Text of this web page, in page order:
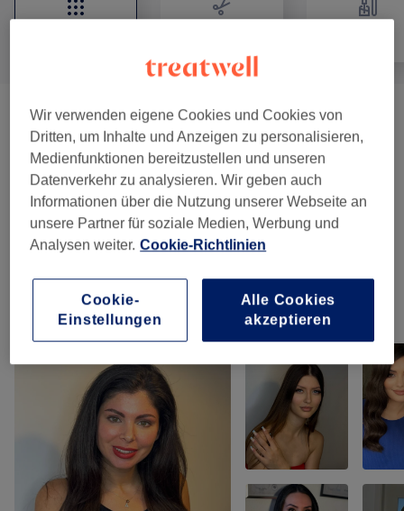
Permanent Make-Up (4 ) ab 199 €
Kosmetik (5) ab 15 €
Nagelkosmetik (4) ab 22,50 €
Make-up & Hair (3)
Unsere Arbeit
Wir verwenden eigene Cookies und Cookies von
Dritten, um Inhalte und Anzeigen zu personalisieren,
Medienfunktionen bereitzustellen und unseren
Datenverkehr zu analysieren. Wir geben auch
Informationen über die Nutzung unserer Webseite an
unsere Partner für soziale Medien, Werbung und
Analysen weiter. Cookie-Richtlinien
Cookie-
Einstellungen
Alle Cookies
akzeptieren